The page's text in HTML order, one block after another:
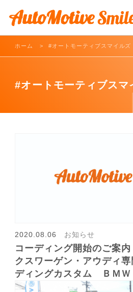
ホーム #オートモーティブスマイルズ
#オートモーティブスマ
2020.08.06 お知らせ
コーディング開始のご
クスワーゲン・アウディ
ディングカスタム ＢＭ
ツ 欧州車